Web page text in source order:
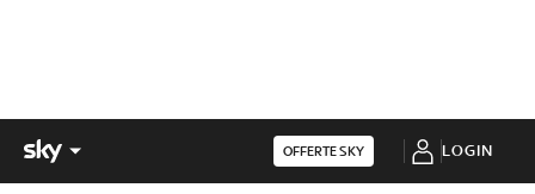
OFFERTE SKY LOGIN